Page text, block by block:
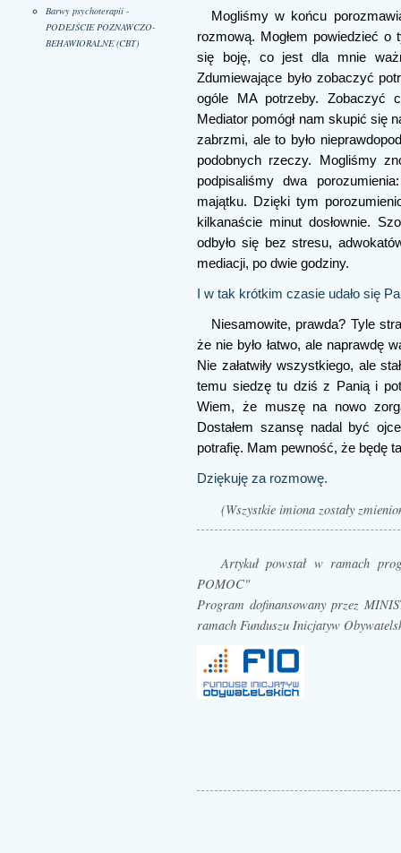
Barwy psychoterapii -
PODEJŚCIE POZNAWCZO-
BEHAWIORALNE (CBT)
Mogliśmy w końcu
rozmową. Mogłem powiedzieć
się boję, co jest dla mnie
Zdumiewające było zobaczyć
ogóle MA potrzeby. Zobaczyć
Mediator pomógł nam skupić się
zabrzmi, ale to było
podobnych rzeczy. Mogliśmy
podpisaliśmy dwa
majątku. Dzięki tym
kilkanaście minut dosłownie.
odbyło się bez stresu,
mediacji, po dwie godziny.
I w tak krótkim czasie udało się
Niesamowite, prawda? Tyle
że nie było łatwo, ale naprawdę
Nie załatwiły wszystkiego, ale
temu siedzę tu dziś z Panią i
Wiem, że muszę na nowo
Dostałem szansę nadal być
potrafię. Mam pewność, że będę
Dziękuję za rozmowę.
(Wszystkie imiona zostały
Artykuł powstał w ramach
POMOC"
Program dofinansowany przez
ramach Funduszu Inicjatyw